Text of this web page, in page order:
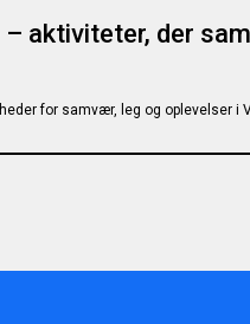
aktiviteter, der
for samvær, leg og oplevelser i